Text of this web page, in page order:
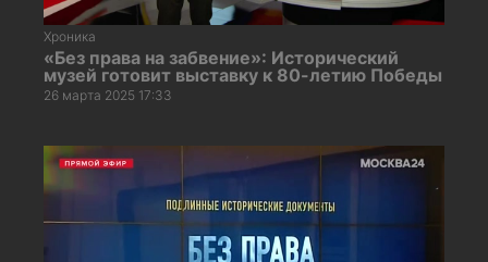
Хроника
«Без права на забвение»: Исторический
музей готовит выставку к 80-летию Победы
26 марта 2025 17:33